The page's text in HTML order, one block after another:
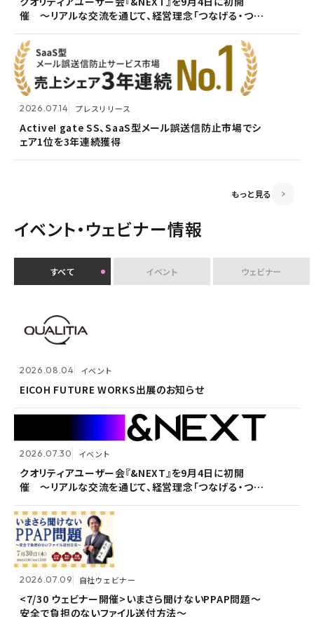
催 〜リアルな交流を通じて、経営理念「つなげる・つな
2026.07.14 プレスリリース
Active! gate SS、SaaS型メール誤送信防止市場でシ
ェア1位を3年連続獲得
<7/30 ウェビナー開催>いまさら聞けないPPAP問題～
2026.06.18 プレスリリース
富山県内7信用金庫、DEEPMailとPOWER EGGの連携
2026.05.13 メンテナンス
ホームページ『メンテナンス作業による一時閉鎖』のお
知らせ
お知らせ
もっと見る
イベント・ウェビナー情報
すべて イベント ウェビナー
2026.08.04 イベント
EICOH FUTURE WORKS出展のお知らせ
2026.07.30 イベント
クオリティアユーザー会『&NEXT』を9月4日に初開
催 〜リアルな交流を通じて、経営理念「つなげる・つな
2026.07.09 自社ウェビナー
<7/30 ウェビナー開催>いまさら聞けないPPAP問題～
安全で負担のないファイル送付方法～
2026.08.04 イベント
EICOH FUTURE WORKS出展のお知らせ
2026.07.30 イベント
クオリティアユーザー会『&NEXT』を9月4日に初開
催 〜リアルな交流を通じて、経営理念「つなげる・つな
2026.07.09 自社ウェビナー
<7/30 ウェビナー開催>いまさら聞けないPPAP問題～
安全で負担のないファイル送付方法～
2026.07.30
クオリティアユーザー会『&NEXT』を9月4日に初開
催 〜リアルな交流を通じて、経営理念「つなげる・つな
がる想いを未来へつなぐ」を体現〜
2026.07.09 自社ウェビナー
<7/30 ウェビナー開催>いまさら聞けないPPAP問題～
2026.06.09 自社ウェビナー
＜6/30ウェビナー開催＞メールセキュリティベンダーと